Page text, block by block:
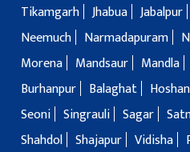
Tikamgarh Jhabua Jabalpur
Neemuch
Narmadapuram
Morena
Mandsaur Mandla
Burhanpur
Balaghat
Seoni Singrauli Sagar
Shahdol Shajapur Vidisha